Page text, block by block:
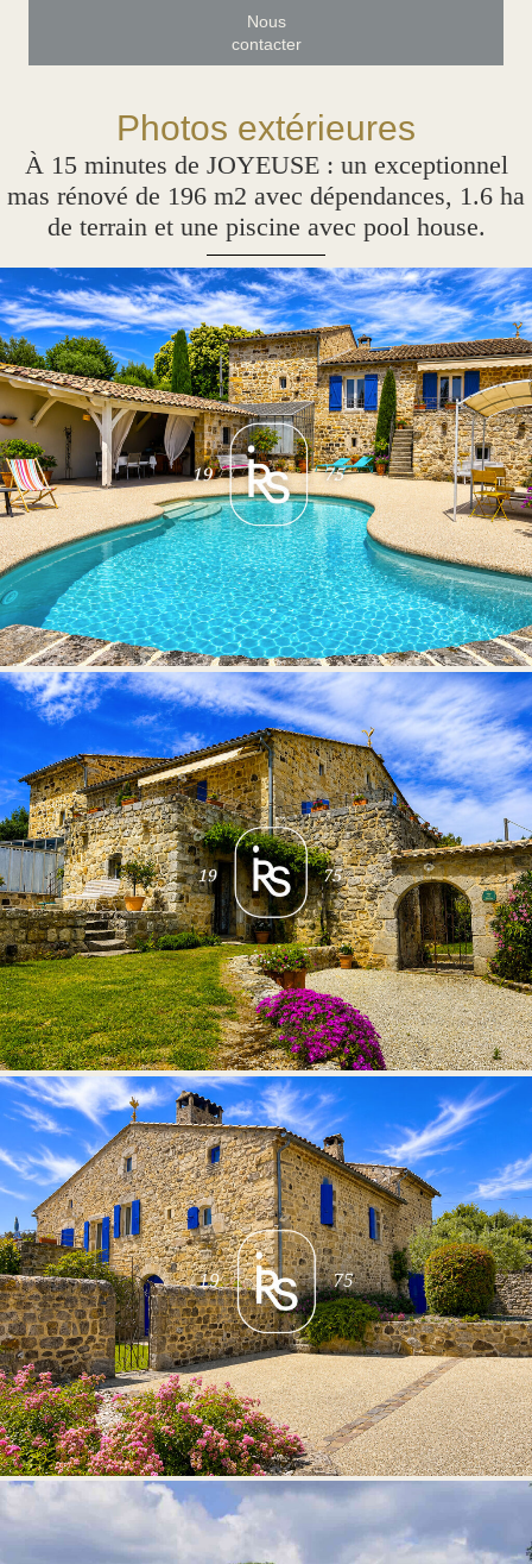
Nous
contacter
Photos extérieures
À 15 minutes de JOYEUSE : un exceptionnel
mas rénové de 196 m2 avec dépendances, 1.6 ha
de terrain et une piscine avec pool house.